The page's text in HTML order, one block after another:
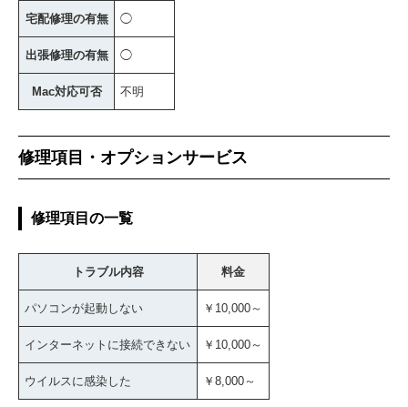
宅配修理の有無 ◯
出張修理の有無 ◯
Mac対応可否 不明
修理項目・オプションサービス
修理項目の一覧
トラブル内容 料金
パソコンが起動しない ￥10,000～
インターネットに接続できない ￥10,000～
ウイルスに感染した ￥8,000～